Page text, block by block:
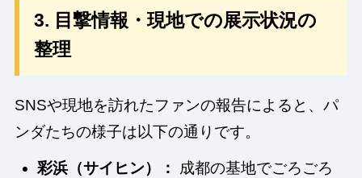
3. 目撃情報・現地での展示状況の
整理
SNSや現地を訪れたファンの報告によると、パ
ンダたちの様子は以下の通りです。
彩浜（サイヒン）：
成都の基地でごろごろ